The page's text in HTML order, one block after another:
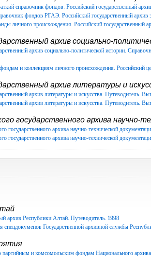
справочник фондов. Российский государственный
фондов РГАЭ. Российский государственный архив
личного происхождения. Российский государственный
архив социально-
архив социально-политической истории.
и коллекциям личного происхождения. Российский
архив литературы и
архив литературы и искусства.
архив литературы и искусства. Путеводитель.
государственного архива
государственного архива научно-технической
государственного архива научно-технической
архив Республики Алтай. Путеводитель. 1998
спецдокуменов Государственной архивной службы
партийным и комсомольским фондам Национального